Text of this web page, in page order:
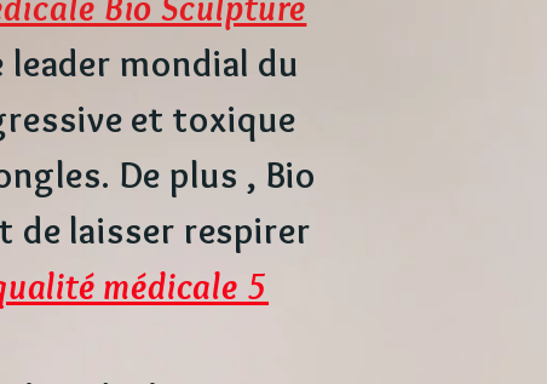
mondial du
et toxique
De plus , Bio
de laisser respirer
médicale 5